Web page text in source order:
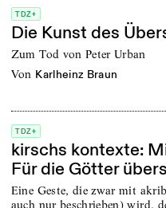
TDZ+
Die Kunst des
Zum Tod von Peter Urban
von Karlheinz Braun
TDZ+
kirschs kontexte:
Für die Götter
Eine Geste, die zwar mit
auch nur beschrieben) wird,